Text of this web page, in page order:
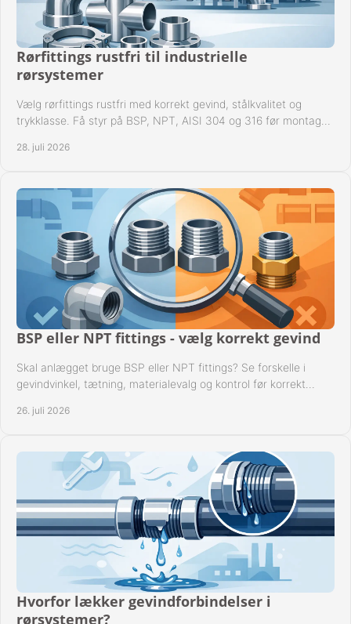
Rørfittings rustfri til industrielle
rørsystemer
Vælg rørfittings rustfri med korrekt gevind, stålkvalitet og
trykklasse. Få styr på BSP, NPT, AISI 304 og 316 før montage
28. juli 2026
BSP eller NPT fittings - vælg korrekt gevind
Skal anlægget bruge BSP eller NPT fittings? Se forskelle i
gevindvinkel, tætning, materialevalg og kontrol før korrekt
26. juli 2026
Hvorfor lækker gevindforbindelser i
rørsystemer?